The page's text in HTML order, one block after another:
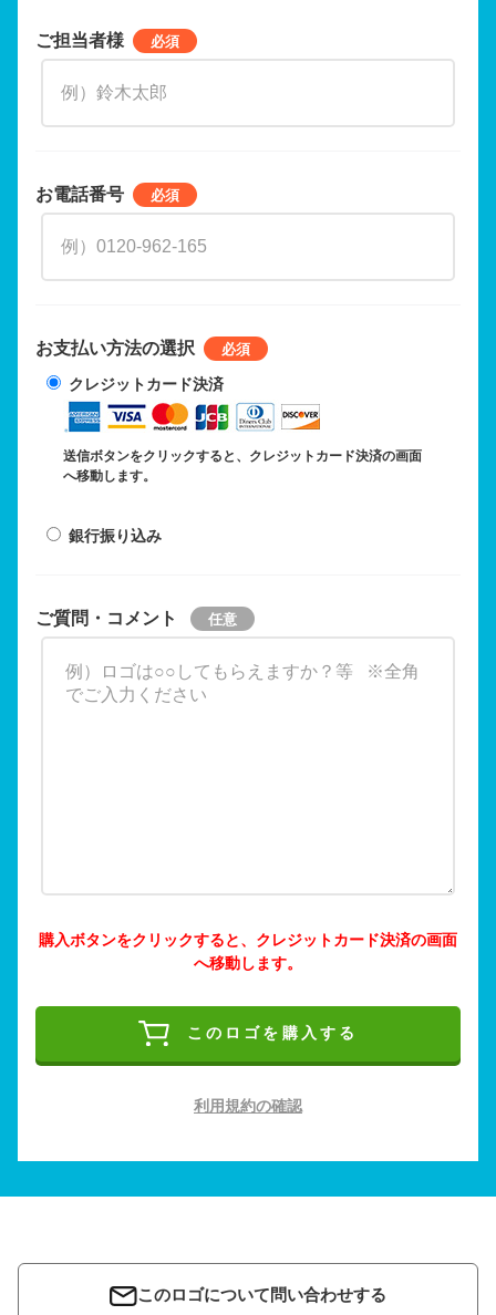
ご担当者様
お電話番号
お支払い方法の選択
クレジットカード決済
送信ボタンをクリックすると、クレジットカード決済の画面
へ移動します。
銀行振り込み
ご質問・コメント
購入ボタンをクリックすると、クレジットカード決済の画面
へ移動します。
このロゴを購入する
利用規約の確認
このロゴについて問い合わせする